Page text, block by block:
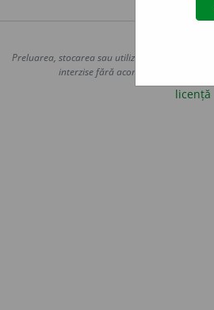
Preluarea, stocarea sau utilizarea datelor de
interzise fără acordul nostru
licență